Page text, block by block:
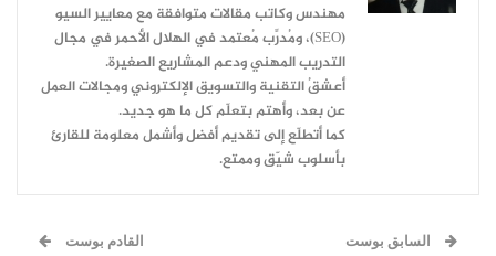
مهندس وكاتب مقالات متوافقة مع معايير السيو
(SEO)، ومُدرِّب مُعتمد في الهلال الأحمر في مجال
التدريب المهني ودعم المشاريع الصغيرة.
أعشقُ التقنية والتسويق الإلكتروني ومجالات العمل
عن بعد، وأهتم بتعلّم كل ما هو جديد.
كما أتطلّع إلى تقديم أفضل وأشمل معلومة للقارئ
بأسلوب شيّق وممتع.
السابق بوست القادم بوست